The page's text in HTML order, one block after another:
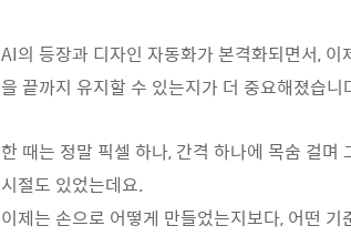
AI의 등장과 디자인 자동화가 본격화되면서,
을 끝까지 유지할 수 있는지가 더 중요해졌습니
한 때는 정말 픽셀 하나, 간격 하나에 목숨 걸
시절도 있었는데요.
이제는 손으로 어떻게 만들었는지보다, 어떤